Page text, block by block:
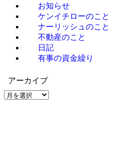
お知らせ
ケンイチローのこと
ナーリッシュのこと
不動産のこと
日記
有事の資金繰り
アーカイブ
ア